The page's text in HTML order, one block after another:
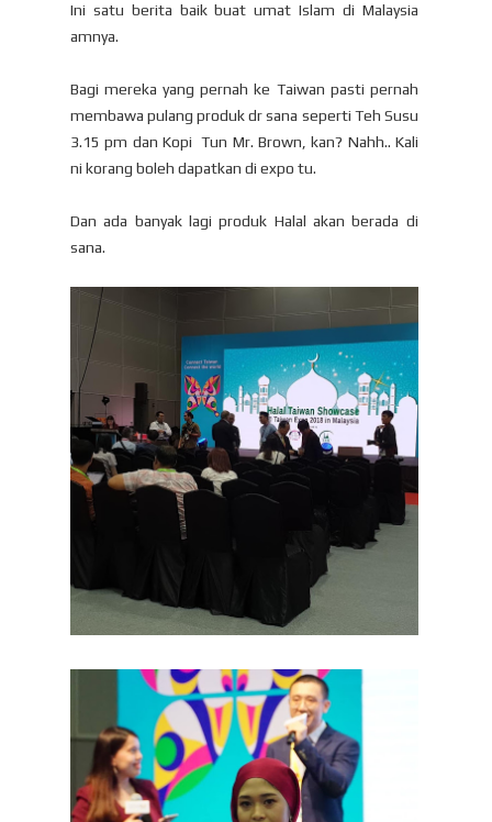
Ini satu berita baik buat umat Islam di Malaysia
amnya.
Bagi mereka yang pernah ke Taiwan pasti pernah
membawa pulang produk dr sana seperti Teh Susu
3.15 pm dan Kopi Tun Mr. Brown, kan? Nahh.. Kali
ni korang boleh dapatkan di expo tu.
Dan ada banyak lagi produk Halal akan berada di
sana.